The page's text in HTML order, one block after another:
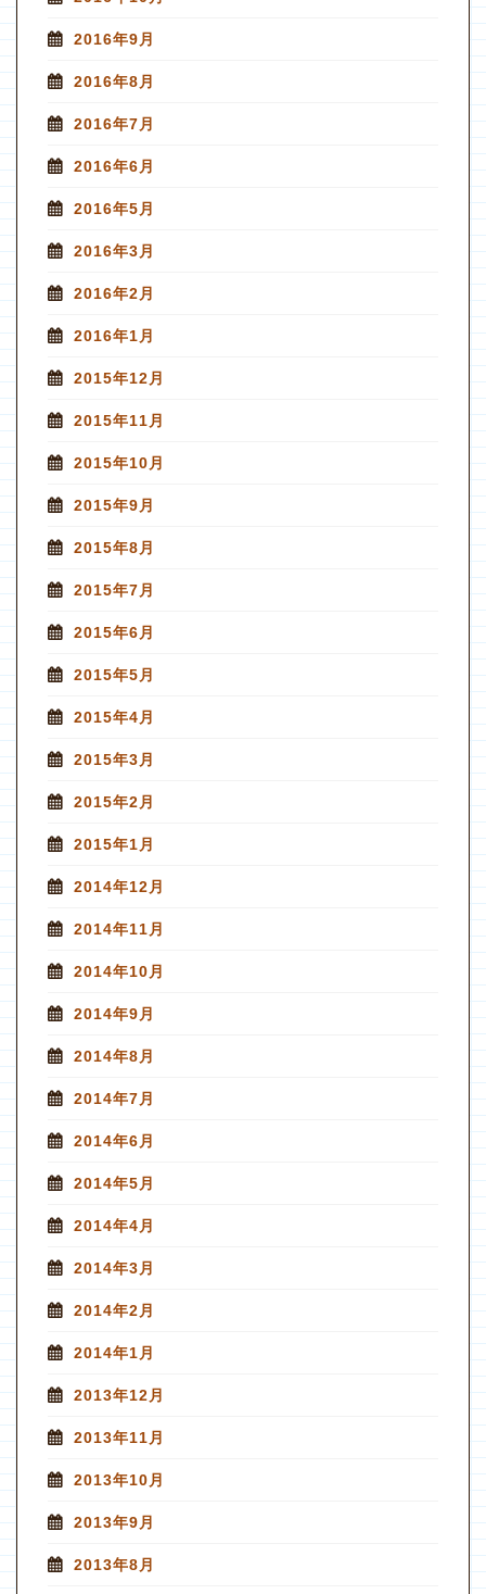
2016年9月
2016年8月
2016年7月
2016年6月
2016年5月
2016年3月
2016年2月
2016年1月
2015年12月
2015年11月
2015年10月
2015年9月
2015年8月
2015年7月
2015年6月
2015年5月
2015年4月
2015年3月
2015年2月
2015年1月
2014年12月
2014年11月
2014年10月
2014年9月
2014年8月
2014年7月
2014年6月
2014年5月
2014年4月
2014年3月
2014年2月
2014年1月
2013年12月
2013年11月
2013年10月
2013年9月
2013年8月